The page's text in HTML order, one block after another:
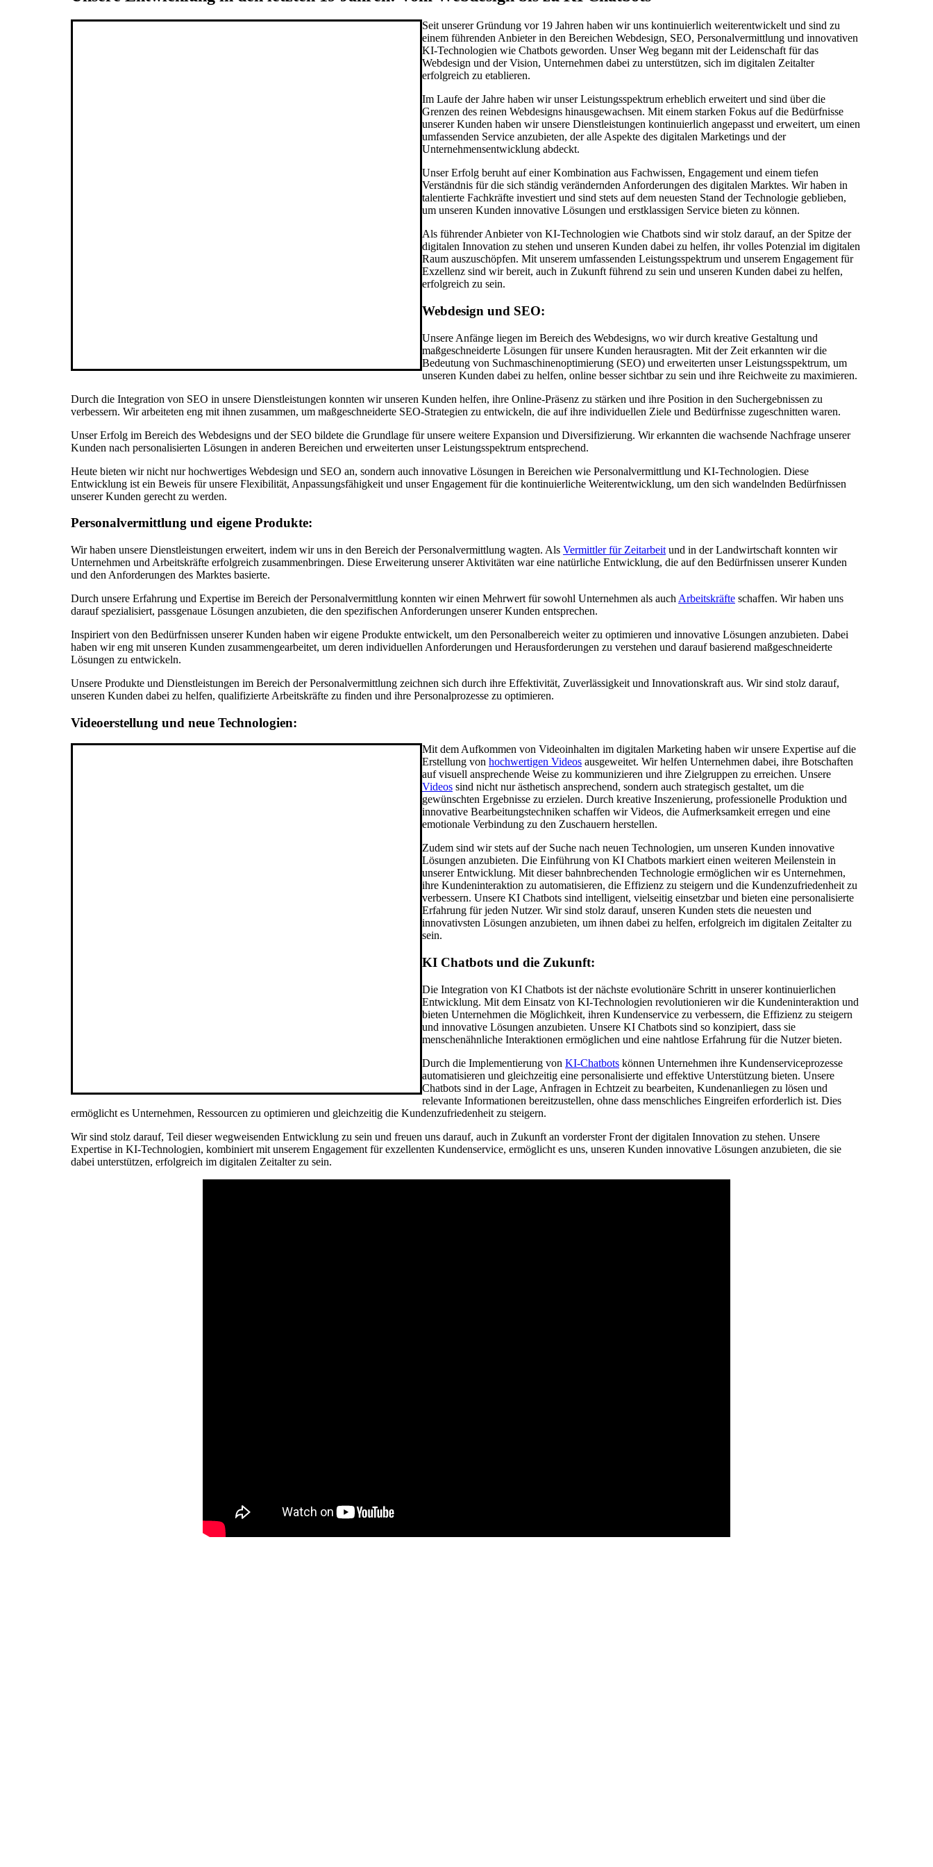
Seit unserer Gründung vor 19 Jahren haben wir uns kontinuierlich weiterentwickelt und sind zu
einem führenden Anbieter in den Bereichen Webdesign, SEO, Personalvermittlung und innovativen
KI-Technologien wie Chatbots geworden. Unser Weg begann mit der Leidenschaft für das
Webdesign und der Vision, Unternehmen dabei zu unterstützen, sich im digitalen Zeitalter
erfolgreich zu etablieren.
Im Laufe der Jahre haben wir unser Leistungsspektrum erheblich erweitert und sind über die
Grenzen des reinen Webdesigns hinausgewachsen. Mit einem starken Fokus auf die Bedürfnisse
unserer Kunden haben wir unsere Dienstleistungen kontinuierlich angepasst und erweitert, um einen
umfassenden Service anzubieten, der alle Aspekte des digitalen Marketings und der
Unternehmensentwicklung abdeckt.
Unser Erfolg beruht auf einer Kombination aus Fachwissen, Engagement und einem tiefen
Verständnis für die sich ständig verändernden Anforderungen des digitalen Marktes. Wir haben in
talentierte Fachkräfte investiert und sind stets auf dem neuesten Stand der Technologie geblieben,
um unseren Kunden innovative Lösungen und erstklassigen Service bieten zu können.
Als führender Anbieter von KI-Technologien wie Chatbots sind wir stolz darauf, an der Spitze der
digitalen Innovation zu stehen und unseren Kunden dabei zu helfen, ihr volles Potenzial im digitalen
Raum auszuschöpfen. Mit unserem umfassenden Leistungsspektrum und unserem Engagement für
Exzellenz sind wir bereit, auch in Zukunft führend zu sein und unseren Kunden dabei zu helfen,
erfolgreich zu sein.
Webdesign und SEO:
Unsere Anfänge liegen im Bereich des Webdesigns, wo wir durch kreative Gestaltung und
maßgeschneiderte Lösungen für unsere Kunden herausragten. Mit der Zeit erkannten wir die
Bedeutung von Suchmaschinenoptimierung (SEO) und erweiterten unser Leistungsspektrum, um
unseren Kunden dabei zu helfen, online besser sichtbar zu sein und ihre Reichweite zu maximieren.
Durch die Integration von SEO in unsere Dienstleistungen konnten wir unseren Kunden helfen, ihre Online-Präsenz zu stärken und ihre Position in den Suchergebnissen zu
verbessern. Wir arbeiteten eng mit ihnen zusammen, um maßgeschneiderte SEO-Strategien zu entwickeln, die auf ihre individuellen Ziele und Bedürfnisse zugeschnitten waren.
Unser Erfolg im Bereich des Webdesigns und der SEO bildete die Grundlage für unsere weitere Expansion und Diversifizierung. Wir erkannten die wachsende Nachfrage unserer
Kunden nach personalisierten Lösungen in anderen Bereichen und erweiterten unser Leistungsspektrum entsprechend.
Heute bieten wir nicht nur hochwertiges Webdesign und SEO an, sondern auch innovative Lösungen in Bereichen wie Personalvermittlung und KI-Technologien. Diese
Entwicklung ist ein Beweis für unsere Flexibilität, Anpassungsfähigkeit und unser Engagement für die kontinuierliche Weiterentwicklung, um den sich wandelnden Bedürfnissen
unserer Kunden gerecht zu werden.
Personalvermittlung und eigene Produkte:
Wir haben unsere Dienstleistungen erweitert, indem wir uns in den Bereich der Personalvermittlung wagten. Als Vermittler für Zeitarbeit und in der Landwirtschaft konnten wir
Unternehmen und Arbeitskräfte erfolgreich zusammenbringen. Diese Erweiterung unserer Aktivitäten war eine natürliche Entwicklung, die auf den Bedürfnissen unserer Kunden
und den Anforderungen des Marktes basierte.
Durch unsere Erfahrung und Expertise im Bereich der Personalvermittlung konnten wir einen Mehrwert für sowohl Unternehmen als auch Arbeitskräfte schaffen. Wir haben uns
darauf spezialisiert, passgenaue Lösungen anzubieten, die den spezifischen Anforderungen unserer Kunden entsprechen.
Inspiriert von den Bedürfnissen unserer Kunden haben wir eigene Produkte entwickelt, um den Personalbereich weiter zu optimieren und innovative Lösungen anzubieten. Dabei
haben wir eng mit unseren Kunden zusammengearbeitet, um deren individuellen Anforderungen und Herausforderungen zu verstehen und darauf basierend maßgeschneiderte
Lösungen zu entwickeln.
Unsere Produkte und Dienstleistungen im Bereich der Personalvermittlung zeichnen sich durch ihre Effektivität, Zuverlässigkeit und Innovationskraft aus. Wir sind stolz darauf,
unseren Kunden dabei zu helfen, qualifizierte Arbeitskräfte zu finden und ihre Personalprozesse zu optimieren.
Videoerstellung und neue Technologien:
Mit dem Aufkommen von Videoinhalten im digitalen Marketing haben wir unsere Expertise auf die
Erstellung von hochwertigen Videos ausgeweitet. Wir helfen Unternehmen dabei, ihre Botschaften
auf visuell ansprechende Weise zu kommunizieren und ihre Zielgruppen zu erreichen. Unsere
Videos sind nicht nur ästhetisch ansprechend, sondern auch strategisch gestaltet, um die
gewünschten Ergebnisse zu erzielen. Durch kreative Inszenierung, professionelle Produktion und
innovative Bearbeitungstechniken schaffen wir Videos, die Aufmerksamkeit erregen und eine
emotionale Verbindung zu den Zuschauern herstellen.
Zudem sind wir stets auf der Suche nach neuen Technologien, um unseren Kunden innovative
Lösungen anzubieten. Die Einführung von KI Chatbots markiert einen weiteren Meilenstein in
unserer Entwicklung. Mit dieser bahnbrechenden Technologie ermöglichen wir es Unternehmen,
ihre Kundeninteraktion zu automatisieren, die Effizienz zu steigern und die Kundenzufriedenheit zu
verbessern. Unsere KI Chatbots sind intelligent, vielseitig einsetzbar und bieten eine personalisierte
Erfahrung für jeden Nutzer. Wir sind stolz darauf, unseren Kunden stets die neuesten und
innovativsten Lösungen anzubieten, um ihnen dabei zu helfen, erfolgreich im digitalen Zeitalter zu
sein.
KI Chatbots und die Zukunft:
Die Integration von KI Chatbots ist der nächste evolutionäre Schritt in unserer kontinuierlichen
Entwicklung. Mit dem Einsatz von KI-Technologien revolutionieren wir die Kundeninteraktion und
bieten Unternehmen die Möglichkeit, ihren Kundenservice zu verbessern, die Effizienz zu steigern
und innovative Lösungen anzubieten. Unsere KI Chatbots sind so konzipiert, dass sie
menschenähnliche Interaktionen ermöglichen und eine nahtlose Erfahrung für die Nutzer bieten.
Durch die Implementierung von KI-Chatbots können Unternehmen ihre Kundenserviceprozesse
automatisieren und gleichzeitig eine personalisierte und effektive Unterstützung bieten. Unsere
Chatbots sind in der Lage, Anfragen in Echtzeit zu bearbeiten, Kundenanliegen zu lösen und
relevante Informationen bereitzustellen, ohne dass menschliches Eingreifen erforderlich ist. Dies
ermöglicht es Unternehmen, Ressourcen zu optimieren und gleichzeitig die Kundenzufriedenheit zu steigern.
Wir sind stolz darauf, Teil dieser wegweisenden Entwicklung zu sein und freuen uns darauf, auch in Zukunft an vorderster Front der digitalen Innovation zu stehen. Unsere
Expertise in KI-Technologien, kombiniert mit unserem Engagement für exzellenten Kundenservice, ermöglicht es uns, unseren Kunden innovative Lösungen anzubieten, die sie
dabei unterstützen, erfolgreich im digitalen Zeitalter zu sein.